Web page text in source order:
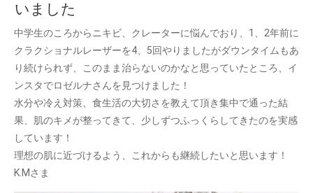
いました
中学生のころからニキビ、クレーターに悩んでおり、1、2年前に
クラクショナルレーザーを4、5回やりましたがダウンタイムもあ
り続けられず、このまま治らないのかなと思っていたところ、イ
ンスタでロゼルナさんを見つけました！
水分や冷え対策、食生活の大切さを教えて頂き集中で通った結
果、肌のキメが整ってきて、少しずつふっくらしてきたのを実感
しています！
理想の肌に近づけるよう、これからも継続したいと思います！
K.Mさま